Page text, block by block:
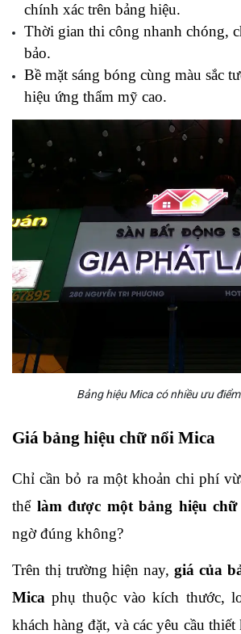
chính xác trên bảng hiệu.
Thời gian thi công nhanh chóng,
bảo.
Bề mặt sáng bóng cùng màu sắc
hiệu ứng thẩm mỹ cao.
Bảng hiệu Mica có nhiều ưu
Giá bảng hiệu chữ nổi Mica
Chỉ cần bỏ ra một khoản chi phí
thể làm được một bảng hiệu
ngờ đúng không?
Trên thị trường hiện nay, giá của
Mica phụ thuộc vào kích thước,
khách hàng đặt, và các yêu cầu thiết